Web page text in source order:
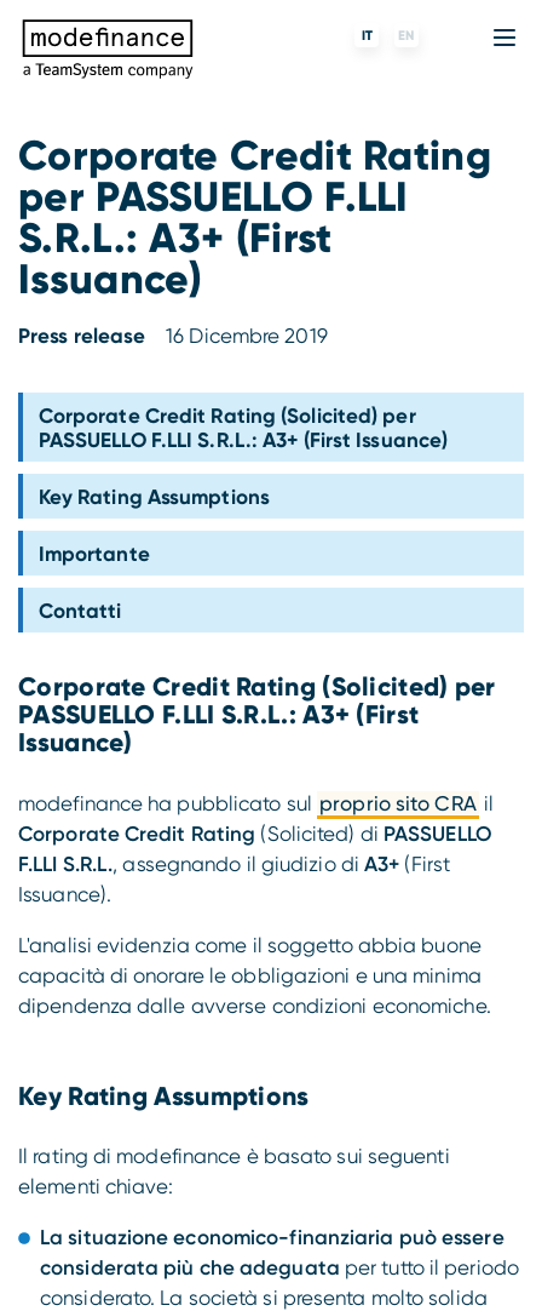
IT EN
Corporate Credit Rating
per PASSUELLO F.LLI
S.R.L.: A3+ (First
Issuance)
Press release 16 Dicembre 2019
Corporate Credit Rating (Solicited) per
PASSUELLO F.LLI S.R.L.: A3+ (First Issuance)
Key Rating Assumptions
Importante
Contatti
Corporate Credit Rating (Solicited) per
PASSUELLO F.LLI S.R.L.: A3+ (First
Issuance)
modefinance ha pubblicato sul proprio sito CRA il
Corporate Credit Rating (Solicited) di PASSUELLO
F.LLI S.R.L., assegnando il giudizio diA3+ (First
Issuance).
L'analisi evidenzia come il soggetto abbia buone
capacità di onorare le obbligazioni e una minima
dipendenza dalle avverse condizioni economiche.
Key Rating Assumptions
Il rating di modefinance è basato sui seguenti
elementi chiave:
La situazione economico-finanziaria può essere
considerata più che adeguata per tutto il periodo
considerato. La società si presenta molto solida
Agenzia di Rating
Rating ESG
MORE
ForST
Fintech
Banche e finanziarie
Chi siamo
Partner e clienti
Contatti
Lavora con noi
Compliance